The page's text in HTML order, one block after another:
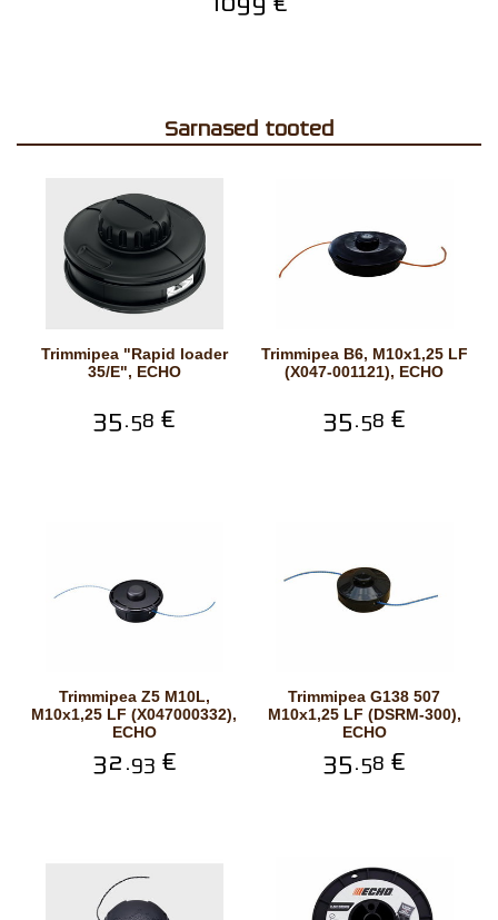
Sarnased tooted
Trimmipea "Rapid loader
35/E", ECHO
35.58 €
Trimmipea B6, M10x1,25 LF
(X047-001121), ECHO
35.58 €
Trimmipea Z5 M10L,
M10x1,25 LF (X047000332),
ECHO
32.93 €
Trimmipea G138 507
M10x1,25 LF (DSRM-300),
ECHO
35.58 €